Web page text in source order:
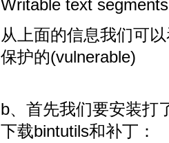
Writable text
从上面的信息我们可
保护的(vulnerable)
b、首先我们要安装打
下载bintutils和补丁：